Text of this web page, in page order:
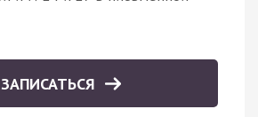
ЗАПИСАТЬСЯ